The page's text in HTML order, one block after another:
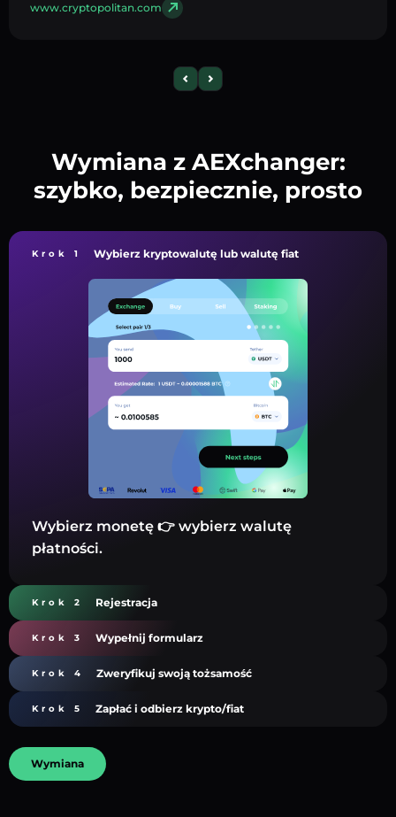
www.cryptopolitan.com
Wymiana z AEXchanger:
szybko, bezpiecznie, prosto
Krok 1 Wybierz kryptowalutę lub walutę fiat
Wybierz monetę 👉 wybierz walutę
płatności.
Krok 2 Rejestracja
Krok 3 Wypełnij formularz
Krok 4 Zweryfikuj swoją tożsamość
Krok 5 Zapłać i odbierz krypto/fiat
Wymiana